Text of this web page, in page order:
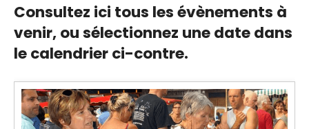
Consultez ici tous les évènements à
venir,ou sélectionnez une date dans
le calendrier ci-contre.